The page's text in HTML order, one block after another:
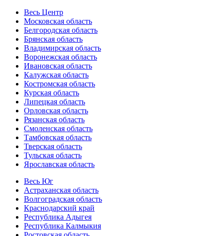
Весь Центр
Московская область
Белгородская область
Брянская область
Владимирская область
Воронежская область
Ивановская область
Калужская область
Костромская область
Курская область
Липецкая область
Орловская область
Рязанская область
Смоленская область
Тамбовская область
Тверская область
Тульская область
Ярославская область
Весь Юг
Астраханская область
Волгоградская область
Краснодарский край
Республика Адыгея
Республика Калмыкия